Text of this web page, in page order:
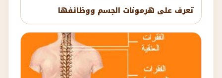
تعرف على هرمونات الجسم ووظائفها